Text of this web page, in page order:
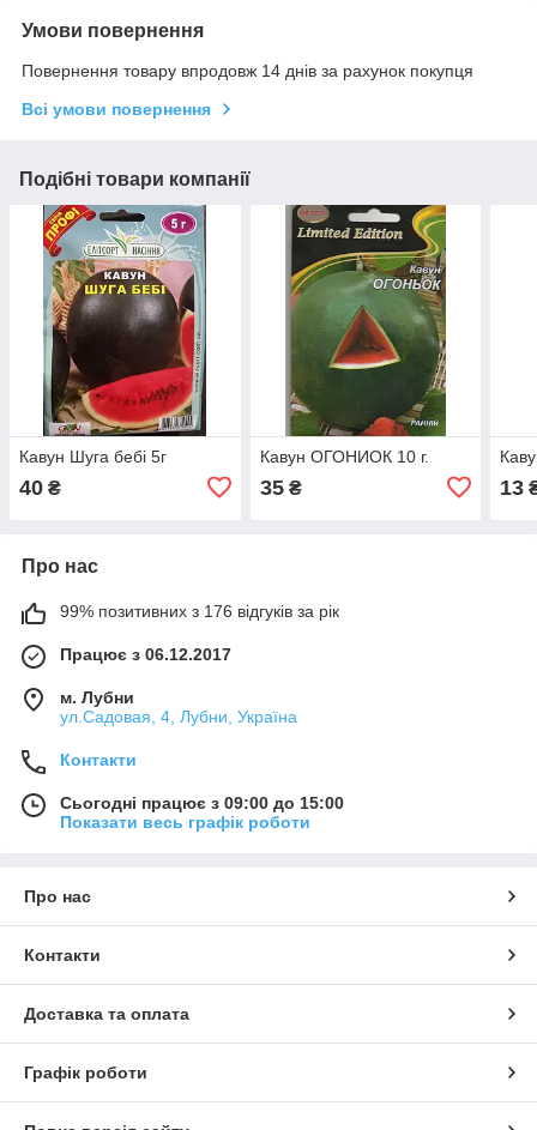
Умови повернення
Повернення товару впродовж 14 днів за рахунок покупця
Всі умови повернення
Подібні товари компанії
Кавун Шуга бебі 5г
40 ₴
Кавун ОГОНИОК 10 г.
35₴ 13
Про нас
99% позитивних з 176 відгуків за рік
Працює з 06.12.2017
м. Лубни
ул.Садовая, 4, Лубни, Україна
Контакти
Сьогодні працює з 09:00 до 15:00
Показати весь графік роботи
Про нас
Контакти
Доставка та оплата
Графік роботи